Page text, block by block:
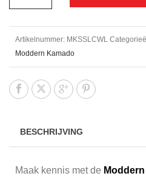
Artikelnummer: MKSSLCWL
Moddern Kamado
BESCHRIJVING
Maak kennis met de